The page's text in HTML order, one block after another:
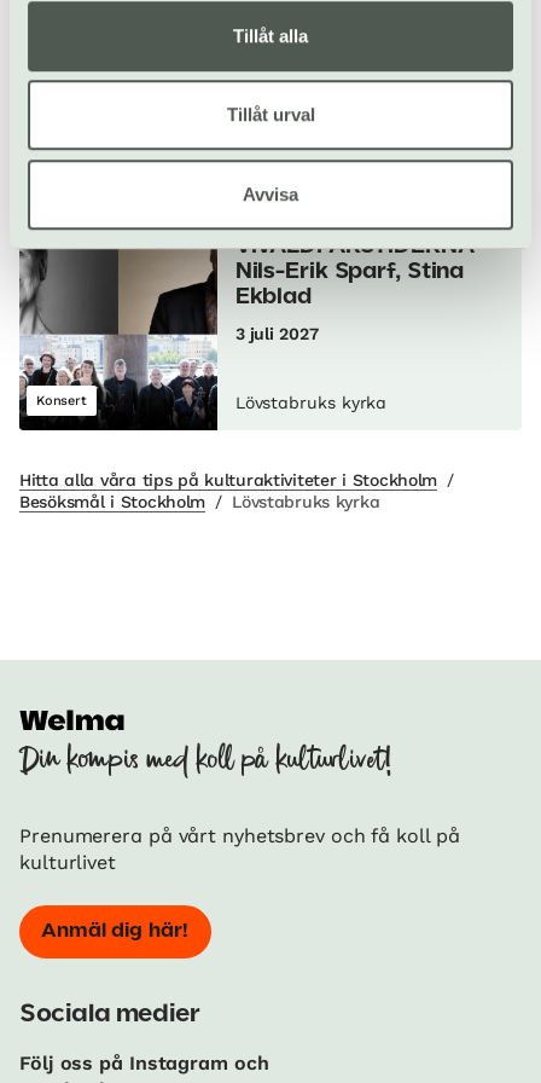
Tillåt alla
Tillåt urval
Avvisa
Kraja, Eva Lindal &
5 december
Lövstabruks kyrka
Konsert
VIVALDI ÅRSTIDERNA –
Nils-Erik Sparf, Stina
Ekblad
3 juli 2027
Lövstabruks kyrka
Hitta alla våra tips på kulturaktiviteter i Stockholm /
Besöksmål i Stockholm / Lövstabruks kyrka
Din kompis med koll på kulturlivet!
Prenumerera på vårt nyhetsbrev och få koll på
kulturlivet
Anmäl dig här!
Sociala medier
Följ oss på Instagram och